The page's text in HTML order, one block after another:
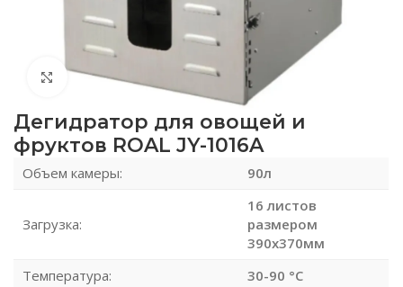
Нажмите, чтобы увеличить
Дегидратор для овощей и
фруктов ROAL JY-1016A
Объем камеры: 90л
Загрузка:
16 листов
размером
390х370мм
Температура:
30-90 °C